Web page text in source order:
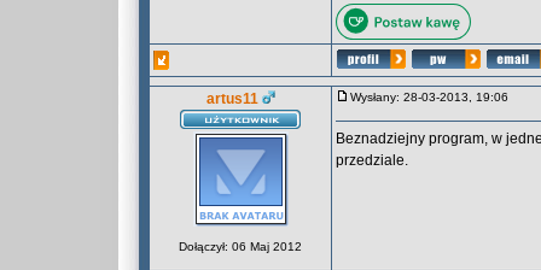
artus11
Dołączył: 06 Maj 2012
Wysłany: 28-03-2013, 19:06
Beznadziejny program, w
przedziale.